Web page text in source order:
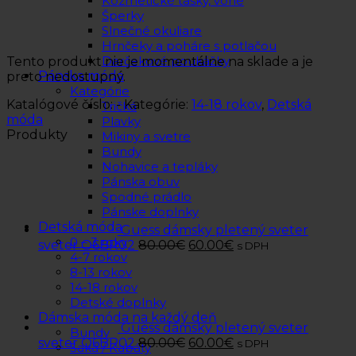
Šperky
Slnečné okuliare
Hrnčeky a poháre s potlačou
Darčekové poukážky
Pánska móda
Kategórie
Tričká
Plavky
Mikiny a svetre
Bundy
Nohavice a tepláky
Pánska obuv
Spodné prádlo
Pánske doplnky
Detská móda
0 – 3 roky
4-7 rokov
8-13 rokov
14-18 rokov
Detské doplnky
Dámska móda na každý deň
Bundy
Saká / Kabáty
Tento produkt nie je momentálne na sklade a je
preto nedostupný.
Katalógové číslo:- Kategórie: 14-18 rokov, Detská
móda
Produkty
Guess dámsky pletený sveter
sveter O6BR02 80.00€ 60.00€ s DPH
Guess dámsky pletený sveter
sveter O6BR02 80.00€ 60.00€ s DPH